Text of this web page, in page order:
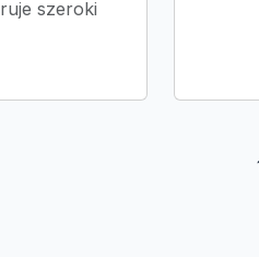
szeroki